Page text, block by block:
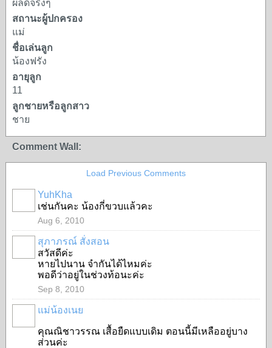
ผลดีจริงๆ
สถานะผู้ปกครอง
แม่
ชื่อเล่นลูก
น้องฟรัง
อายุลูก
11
ลูกชายหรือลูกสาว
ชาย
Comment Wall:
Load Previous Comments
YuhKha
เช่นกันคะ น้องกี่ขวบแล้วคะ
Aug 6, 2010
สุภาภรณ์ สั่งสอน
สวัสดีค่ะ
หายไปนาน จำกันได้ไหมค่ะ
พอดีว่าอยู่ในช่วงท้อนะค่ะ
Sep 8, 2010
แม่น้องเนย
คุณณิชาวรรณ เสื้อยืดแบบเดิม ตอนนี้มีเหลืออยู่บาง
ส่วนค่ะ